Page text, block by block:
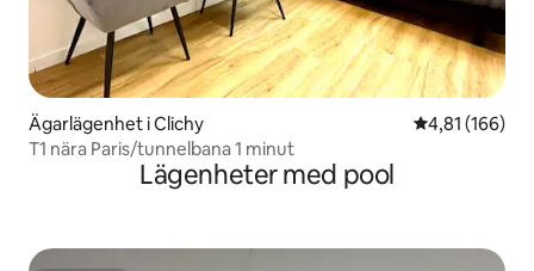
Ägarlägenhet i Clichy 4,81 av 5 i
4,81 (166)
T1 nära Paris/tunnelbana 1 minut
Lägenheter med pool